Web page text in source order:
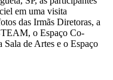
em uma visita
das Irmãs Diretoras, a
o Espaço Co-
de Artes e o Espaço